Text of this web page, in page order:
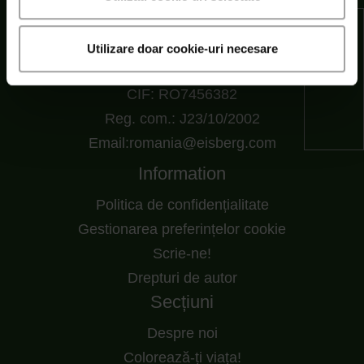
Utilizare doar cookie-uri necesare
Șoseaua Cernica nr. 216, RO 77145 Pantelimon,
Ilfov, Romania
CIF: RO7456382
Reg. com.: J23/10/2002
Email:romania@eisberg.com
Information
Politica de confidențialitate
Gestionarea preferințelor cookie
Scrie-ne!
Drepturi de autor
Secțiuni
Despre noi
Colorează-ți viața!